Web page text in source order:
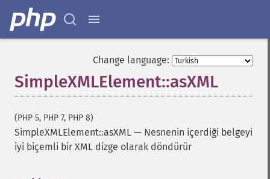
Change language:
SimpleXMLElement::asXML
(PHP 5, PHP 7, PHP 8)
SimpleXMLElement::asXML — Nesnenin içerdiği belgeyi
iyi biçemli bir XML dizge olarak döndürür